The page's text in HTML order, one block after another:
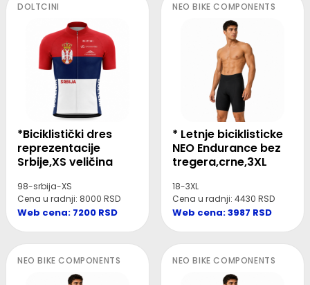
DOLTCINI
*Biciklistički dres
reprezentacije
Srbije,XS veličina
98-srbija-XS
Cena u radnji: 8000 RSD
Web cena: 7200 RSD
NEO BIKE COMPONENTS
* Letnje biciklisticke
NEO Endurance bez
tregera,crne,3XL
18-3XL
Cena u radnji: 4430 RSD
Web cena: 3987 RSD
NEO BIKE COMPONENTS NEO BIKE COMPONENTS